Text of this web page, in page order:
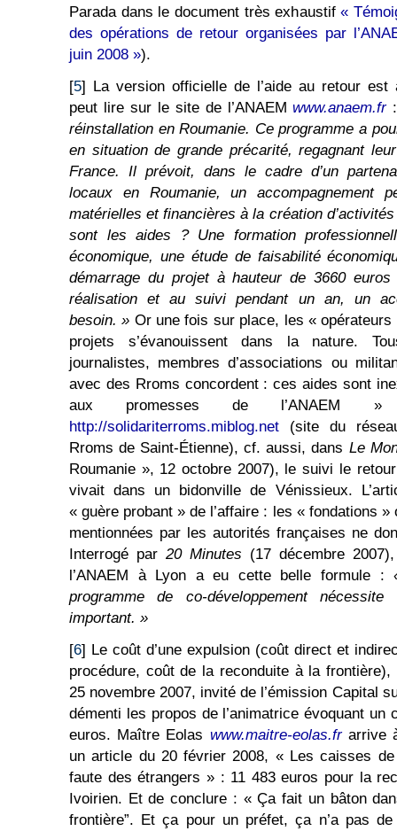
Parada dans le document très exhaustif«
des opérations de retour organisées par
juin 2008 »).
[5] La version officielle de l’aide au retour est
peut lire sur le site de l’ANAEMwww.anaem.fr
réinstallation en Roumanie. Ce programme a
en situation de grande précarité, regagnant
France. Il prévoit, dans le cadre d’un
locaux en Roumanie, un accompagnement
matérielles et financières à la création
sont les aides ? Une formation
économique, une étude de faisabilité
démarrage du projet à hauteur de 3660
réalisation et au suivi pendant un an, un
besoin. » Or une fois sur place, les «
projets s’évanouissent dans la nature.
journalistes, membres d’associations ou
avec des Rroms concordent : ces aides sont
aux promesses de l’ANAEM
http://solidariterroms.miblog.net (site du
Rroms de Saint-Étienne), cf. aussi, dans Le
Roumanie », 12 octobre 2007), le suivi le
vivait dans un bidonville de Vénissieux.
« guère probant » de l’affaire : les « fondations
mentionnées par les autorités françaises ne
Interrogé par 20 Minutes (17 décembre
l’ANAEM à Lyon a eu cette belle formule :
programme de co-développement nécessite
important. »
[6] Le coût d’une expulsion (coût direct et
procédure, coût de la reconduite à la
25 novembre 2007, invité de l’émission Capital
démenti les propos de l’animatrice évoquant un
euros. Maître Eolas www.maitre-eolas.frarrive
un article du 20 février 2008, « Les caisses de
faute des étrangers » : 11 483 euros pour la
Ivoirien. Et de conclure : « Ça fait un bâton
frontière”. Et ça pour un préfet, ça n’a pas